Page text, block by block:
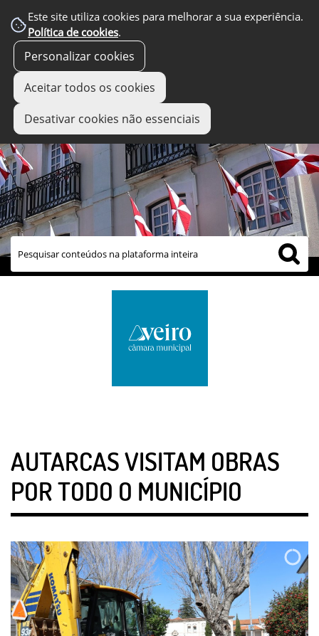
Este site utiliza cookies para melhorar a sua experiência.
Política de cookies.
Personalizar cookies
Aceitar todos os cookies
Desativar cookies não essenciais
links úteis
AUTARCAS VISITAM OBRAS
POR TODO O MUNICÍPIO